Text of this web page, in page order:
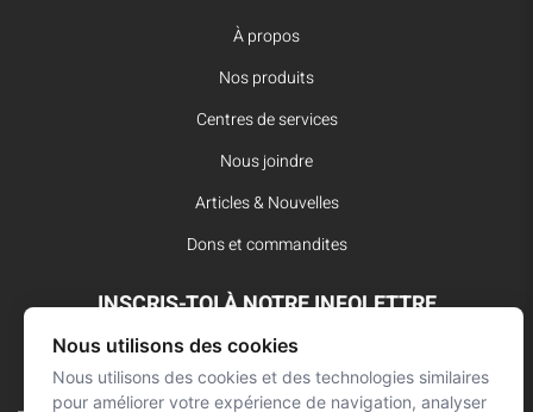
À propos
Nos produits
Centres de services
Nous joindre
Articles & Nouvelles
Dons et commandites
INSCRIS-TOI À NOTRE INFOLETTRE
Reste à l’affût des dernières innovations pour vos interventions
d’urgence et ne manque aucune nouvelle de L’Arsenal.
Nous utilisons des cookies
Nous utilisons des cookies et des technologies similaires
pour améliorer votre expérience de navigation, analyser